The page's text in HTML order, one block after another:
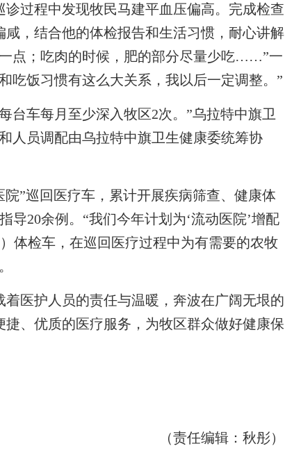
过程中发现牧民马建平血压偏高。完成检查
，结合他的体检报告和生活习惯，耐心讲解
点；吃肉的时候，肥的部分尽量少吃……”一
吃饭习惯有这么大关系，我以后一定调整。”
台车每月至少深入牧区2次。”乌拉特中旗卫
人员调配由乌拉特中旗卫生健康委统筹协
”巡回医疗车，累计开展疾病筛查、健康体
导20余例。“我们今年计划为‘流动医院’增配
体检车，在巡回医疗过程中为有需要的农牧
医护人员的责任与温暖，奔波在广阔无垠的
、优质的医疗服务，为牧区群众做好健康保
（责任编辑：秋彤）